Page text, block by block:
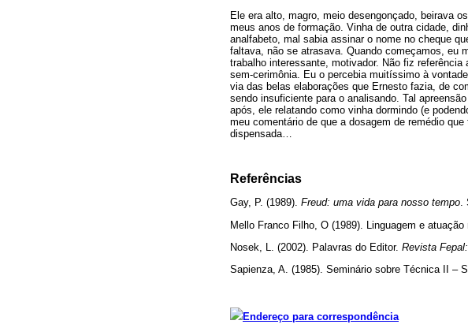
Ele era alto, magro, meio desengonçado, beirava
meus anos de formação. Vinha de outra cidade,
analfabeto, mal sabia assinar o nome no cheque
faltava, não se atrasava. Quando começamos, eu
trabalho interessante, motivador. Não fiz
sem-cerimônia. Eu o percebia muitíssimo à
via das belas elaborações que Ernesto fazia, de
sendo insuficiente para o analisando. Tal
após, ele relatando como vinha dormindo (e
meu comentário de que a dosagem de remédio
dispensada…
Referências
Gay, P. (1989). Freud: uma vida para nosso tempo.
Mello Franco Filho, O (1989). Linguagem e
Nosek, L. (2002). Palavras do Editor. Revista
Sapienza, A. (1985). Seminário sobre Técnica II –
Endereço para correspondência